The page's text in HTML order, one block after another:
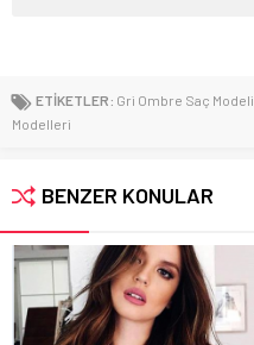
ETİKETLER: Gri Ombre Saç Modeli
Modelleri
BENZER KONULAR